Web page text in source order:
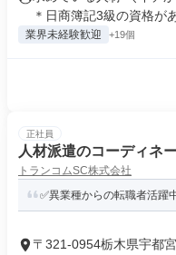
＊日商簿記3級の資格が
業界未経験歓迎 +19個
正社員
人材派遣のコーディネ
トランコムSC株式会社
✅異業種からの転職者活躍
〒321-0954栃木県宇都